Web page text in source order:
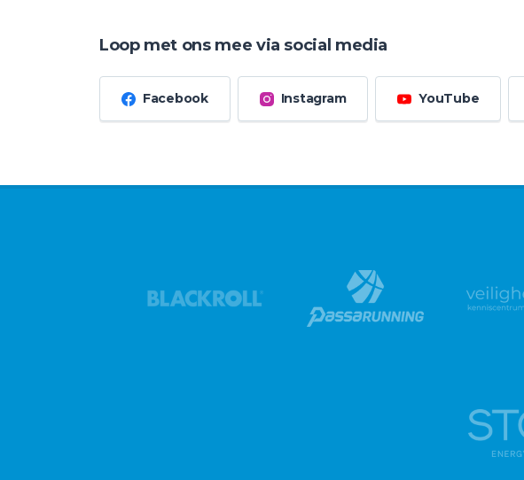
Loop met ons mee via social media
Facebook Instagram YouTube